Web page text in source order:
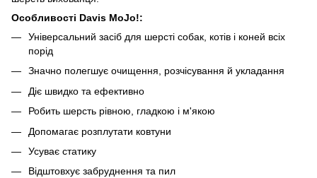
Особливості Davis MoJo!:
Універсальний засіб для шерсті собак, котів і коней всіх
порід
Значно полегшує очищення, розчісування й укладання
Діє швидко та ефективно
Робить шерсть рівною, гладкою і м'якою
Допомагає розплутати ковтуни
Усуває статику
Відштовхує забруднення та пил